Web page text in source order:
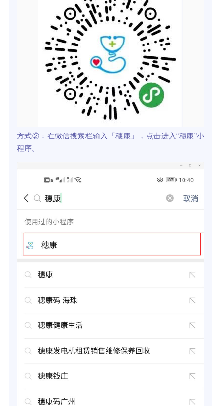
方式②：在微信搜索栏输入「穗康」，点击进入“穗康”小
程序。